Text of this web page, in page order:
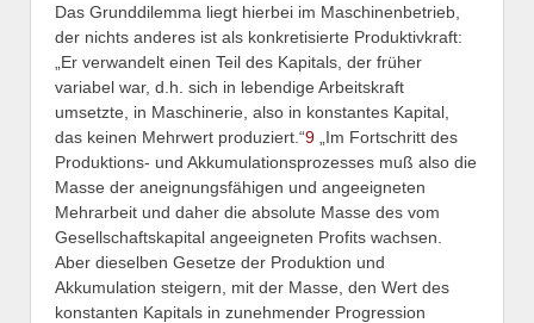
Das Grunddilemma liegt hierbei im Maschinenbetrieb,
der nichts anderes ist als konkretisierte Produktivkraft:
„Er verwandelt einen Teil des Kapitals, der früher
variabel war, d.h. sich in lebendige Arbeitskraft
umsetzte, in Maschinerie, also in konstantes Kapital,
das keinen Mehrwert produziert.“9 „Im Fortschritt des
Produktions- und Akkumulationsprozesses muß also die
Masse der aneignungsfähigen und angeeigneten
Mehrarbeit und daher die absolute Masse des vom
Gesellschaftskapital angeeigneten Profits wachsen.
Aber dieselben Gesetze der Produktion und
Akkumulation steigern, mit der Masse, den Wert des
konstanten Kapitals in zunehmender Progression